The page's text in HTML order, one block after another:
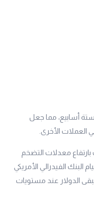
أسابيع، مما جعل
العملات الأخرى.
بارتفاع معدلات التضخم
البنك الفيدرالي الأمريكي
يبقى الدولار عند مستويات